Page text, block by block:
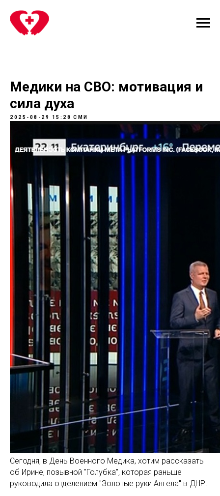
Медики на СВО: мотивация и
сила духа
2025-08-29 15:28 СМИ
Сегодня, в День Военного Медика, хотим рассказать
об Ирине, позывной "Голубка", которая раньше
руководила отделением "Золотые руки Ангела" в ДНР!